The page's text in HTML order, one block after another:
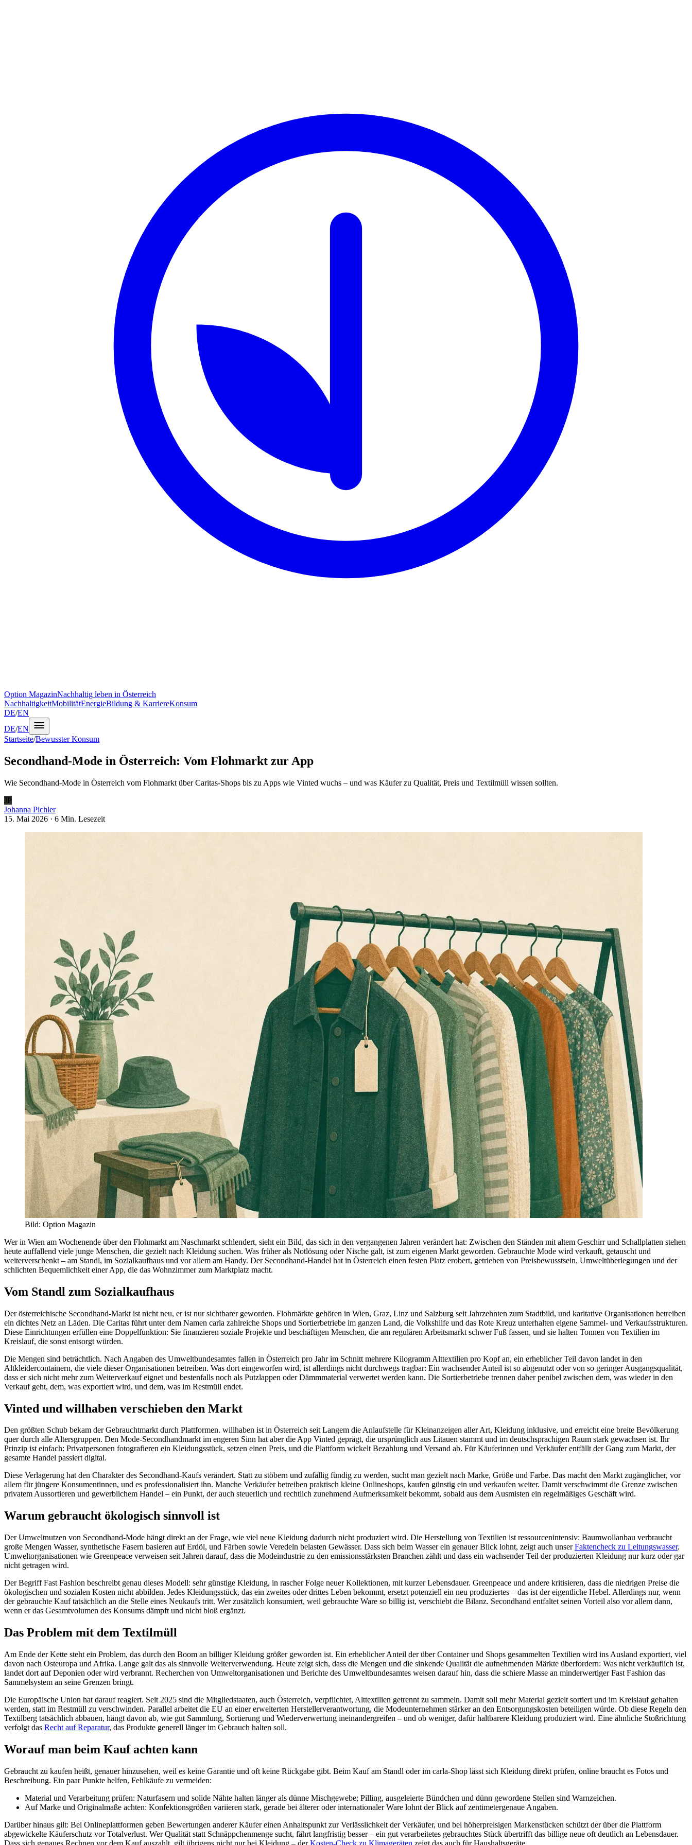
Option MagazinNachhaltig leben in Österreich
NachhaltigkeitMobilitätEnergieBildung & KarriereKonsum
DE/EN
DE/EN
Startseite/Bewusster Konsum
Secondhand-Mode in Österreich: Vom Flohmarkt zur App
Wie Secondhand-Mode in Österreich vom Flohmarkt über Caritas-Shops bis zu Apps wie Vinted wuchs – und was Käufer zu Qualität, Preis und Textilmüll wissen sollten.
JP
Johanna Pichler
15. Mai 2026 · 6 Min. Lesezeit
Bild: Option Magazin
Wer in Wien am Wochenende über den Flohmarkt am Naschmarkt schlendert, sieht ein Bild, das sich in den vergangenen Jahren verändert hat: Zwischen den Ständen mit altem Geschirr und Schallplatten stehen
heute auffallend viele junge Menschen, die gezielt nach Kleidung suchen. Was früher als Notlösung oder Nische galt, ist zum eigenen Markt geworden. Gebrauchte Mode wird verkauft, getauscht und
weiterverschenkt – am Standl, im Sozialkaufhaus und vor allem am Handy. Der Secondhand-Handel hat in Österreich einen festen Platz erobert, getrieben von Preisbewusstsein, Umweltüberlegungen und der
schlichten Bequemlichkeit einer App, die das Wohnzimmer zum Marktplatz macht.
Vom Standl zum Sozialkaufhaus
Der österreichische Secondhand-Markt ist nicht neu, er ist nur sichtbarer geworden. Flohmärkte gehören in Wien, Graz, Linz und Salzburg seit Jahrzehnten zum Stadtbild, und karitative Organisationen betreiben
ein dichtes Netz an Läden. Die Caritas führt unter dem Namen carla zahlreiche Shops und Sortierbetriebe im ganzen Land, die Volkshilfe und das Rote Kreuz unterhalten eigene Sammel- und Verkaufsstrukturen.
Diese Einrichtungen erfüllen eine Doppelfunktion: Sie finanzieren soziale Projekte und beschäftigen Menschen, die am regulären Arbeitsmarkt schwer Fuß fassen, und sie halten Tonnen von Textilien im
Kreislauf, die sonst entsorgt würden.
Die Mengen sind beträchtlich. Nach Angaben des Umweltbundesamtes fallen in Österreich pro Jahr im Schnitt mehrere Kilogramm Alttextilien pro Kopf an, ein erheblicher Teil davon landet in den
Altkleidercontainern, die viele dieser Organisationen betreiben. Was dort eingeworfen wird, ist allerdings nicht durchwegs tragbar: Ein wachsender Anteil ist so abgenutzt oder von so geringer Ausgangsqualität,
dass er sich nicht mehr zum Weiterverkauf eignet und bestenfalls noch als Putzlappen oder Dämmmaterial verwertet werden kann. Die Sortierbetriebe trennen daher penibel zwischen dem, was wieder in den
Verkauf geht, dem, was exportiert wird, und dem, was im Restmüll endet.
Vinted und willhaben verschieben den Markt
Den größten Schub bekam der Gebrauchtmarkt durch Plattformen. willhaben ist in Österreich seit Langem die Anlaufstelle für Kleinanzeigen aller Art, Kleidung inklusive, und erreicht eine breite Bevölkerung
quer durch alle Altersgruppen. Den Mode-Secondhandmarkt im engeren Sinn hat aber die App Vinted geprägt, die ursprünglich aus Litauen stammt und im deutschsprachigen Raum stark gewachsen ist. Ihr
Prinzip ist einfach: Privatpersonen fotografieren ein Kleidungsstück, setzen einen Preis, und die Plattform wickelt Bezahlung und Versand ab. Für Käuferinnen und Verkäufer entfällt der Gang zum Markt, der
gesamte Handel passiert digital.
Diese Verlagerung hat den Charakter des Secondhand-Kaufs verändert. Statt zu stöbern und zufällig fündig zu werden, sucht man gezielt nach Marke, Größe und Farbe. Das macht den Markt zugänglicher, vor
allem für jüngere Konsumentinnen, und es professionalisiert ihn. Manche Verkäufer betreiben praktisch kleine Onlineshops, kaufen günstig ein und verkaufen weiter. Damit verschwimmt die Grenze zwischen
privatem Aussortieren und gewerblichem Handel – ein Punkt, der auch steuerlich und rechtlich zunehmend Aufmerksamkeit bekommt, sobald aus dem Ausmisten ein regelmäßiges Geschäft wird.
Warum gebraucht ökologisch sinnvoll ist
Der Umweltnutzen von Secondhand-Mode hängt direkt an der Frage, wie viel neue Kleidung dadurch nicht produziert wird. Die Herstellung von Textilien ist ressourcenintensiv: Baumwollanbau verbraucht
große Mengen Wasser, synthetische Fasern basieren auf Erdöl, und Färben sowie Veredeln belasten Gewässer. Dass sich beim Wasser ein genauer Blick lohnt, zeigt auch unserFaktencheck zu Leitungswasser.
Umweltorganisationen wie Greenpeace verweisen seit Jahren darauf, dass die Modeindustrie zu den emissionsstärksten Branchen zählt und dass ein wachsender Teil der produzierten Kleidung nur kurz oder gar
nicht getragen wird.
Der Begriff Fast Fashion beschreibt genau dieses Modell: sehr günstige Kleidung, in rascher Folge neuer Kollektionen, mit kurzer Lebensdauer. Greenpeace und andere kritisieren, dass die niedrigen Preise die
ökologischen und sozialen Kosten nicht abbilden. Jedes Kleidungsstück, das ein zweites oder drittes Leben bekommt, ersetzt potenziell ein neu produziertes – das ist der eigentliche Hebel. Allerdings nur, wenn
der gebrauchte Kauf tatsächlich an die Stelle eines Neukaufs tritt. Wer zusätzlich konsumiert, weil gebrauchte Ware so billig ist, verschiebt die Bilanz. Secondhand entfaltet seinen Vorteil also vor allem dann,
wenn er das Gesamtvolumen des Konsums dämpft und nicht bloß ergänzt.
Das Problem mit dem Textilmüll
Am Ende der Kette steht ein Problem, das durch den Boom an billiger Kleidung größer geworden ist. Ein erheblicher Anteil der über Container und Shops gesammelten Textilien wird ins Ausland exportiert, viel
davon nach Osteuropa und Afrika. Lange galt das als sinnvolle Weiterverwendung. Heute zeigt sich, dass die Mengen und die sinkende Qualität die aufnehmenden Märkte überfordern: Was nicht verkäuflich ist,
landet dort auf Deponien oder wird verbrannt. Recherchen von Umweltorganisationen und Berichte des Umweltbundesamtes weisen darauf hin, dass die schiere Masse an minderwertiger Fast Fashion das
Sammelsystem an seine Grenzen bringt.
Die Europäische Union hat darauf reagiert. Seit 2025 sind die Mitgliedstaaten, auch Österreich, verpflichtet, Alttextilien getrennt zu sammeln. Damit soll mehr Material gezielt sortiert und im Kreislauf gehalten
werden, statt im Restmüll zu verschwinden. Parallel arbeitet die EU an einer erweiterten Herstellerverantwortung, die Modeunternehmen stärker an den Entsorgungskosten beteiligen würde. Ob diese Regeln den
Textilberg tatsächlich abbauen, hängt davon ab, wie gut Sammlung, Sortierung und Wiederverwertung ineinandergreifen – und ob weniger, dafür haltbarere Kleidung produziert wird. Eine ähnliche Stoßrichtung
verfolgt das Recht auf Reparatur, das Produkte generell länger im Gebrauch halten soll.
Worauf man beim Kauf achten kann
Gebraucht zu kaufen heißt, genauer hinzusehen, weil es keine Garantie und oft keine Rückgabe gibt. Beim Kauf am Standl oder im carla-Shop lässt sich Kleidung direkt prüfen, online braucht es Fotos und
Beschreibung. Ein paar Punkte helfen, Fehlkäufe zu vermeiden:
Material und Verarbeitung prüfen: Naturfasern und solide Nähte halten länger als dünne Mischgewebe; Pilling, ausgeleierte Bündchen und dünn gewordene Stellen sind Warnzeichen.
Auf Marke und Originalmaße achten: Konfektionsgrößen variieren stark, gerade bei älterer oder internationaler Ware lohnt der Blick auf zentimetergenaue Angaben.
Darüber hinaus gilt: Bei Onlineplattformen geben Bewertungen anderer Käufer einen Anhaltspunkt zur Verlässlichkeit der Verkäufer, und bei höherpreisigen Markenstücken schützt der über die Plattform
abgewickelte Käuferschutz vor Totalverlust. Wer Qualität statt Schnäppchenmenge sucht, fährt langfristig besser – ein gut verarbeitetes gebrauchtes Stück übertrifft das billige neue oft deutlich an Lebensdauer.
Dass sich genaues Rechnen vor dem Kauf auszahlt, gilt übrigens nicht nur bei Kleidung – derKosten-Check zu Klimageräten zeigt das auch für Haushaltsgeräte.